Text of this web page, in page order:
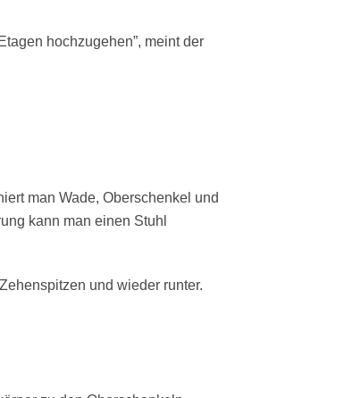
hochzugehen”, meint der
man Wade, Oberschenkel und
kann man einen Stuhl
und wieder runter.